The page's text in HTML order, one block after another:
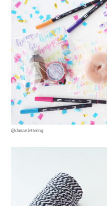
@danae.lettering